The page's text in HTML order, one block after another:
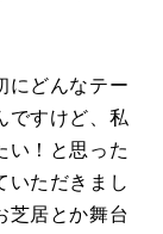
にどんなテー
ですけど、私
い！と思った
いただきまし
芝居とか舞台